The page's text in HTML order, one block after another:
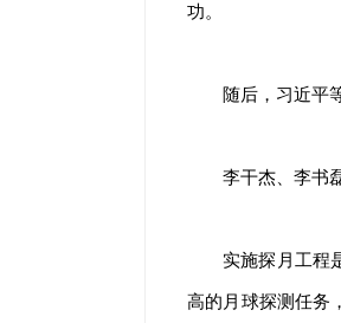
功。
随后，习近平
李干杰、李书
实施探月工程
高的月球探测任务